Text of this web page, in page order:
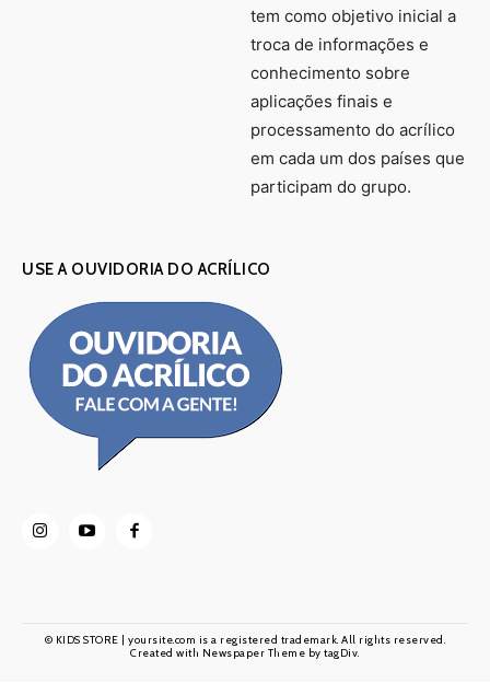
tem como objetivo inicial a
troca de informações e
conhecimento sobre
aplicações finais e
processamento do acrílico
em cada um dos países que
participam do grupo.
USE A OUVIDORIA DO ACRÍLICO
© KIDS STORE | yoursite.com is a registered trademark. All rights reserved.
Created with Newspaper Theme by tagDiv.